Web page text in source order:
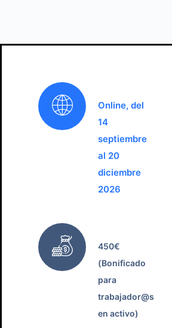
Online, del
14
septiembre
al 20
diciembre
2026
450€
(Bonificado
para
trabajador@s
en activo)